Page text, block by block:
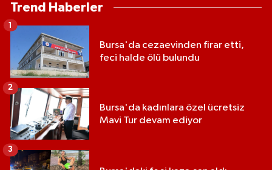
Trend Haberler
Bursa'da cezaevinden firar etti,
feci halde ölü bulundu
1
Bursa'da kadınlara özel ücretsiz
Mavi Tur devam ediyor
2
3